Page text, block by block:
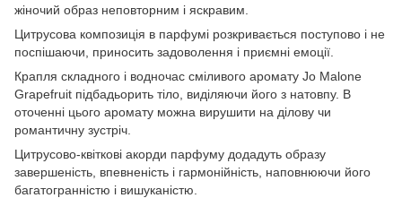
жіночий образ неповторним і яскравим.
Цитрусова композиція в парфумі розкривається поступово і не
поспішаючи, приносить задоволення і приємні емоції.
Крапля складного і водночас сміливого аромату Jo Malone
Grapefruit підбадьорить тіло, виділяючи його з натовпу. В
оточенні цього аромату можна вирушити на ділову чи
романтичну зустріч.
Цитрусово-квіткові акорди парфуму додадуть образу
завершеність, впевненість і гармонійність, наповнюючи його
багатогранністю і вишуканістю.